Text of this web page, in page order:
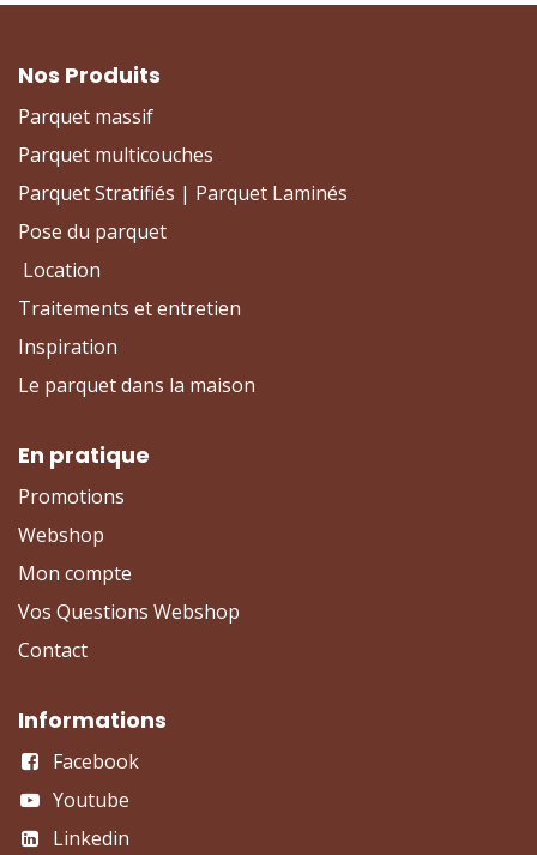
Nos Produits
Parquet massif
Parquet multicouches
Parquet Stratifiés | Parquet Laminés
Pose du parquet
Location
Traitements et entretien
Inspiration
Le parquet dans la maison
En pratique
Promotions
Webshop
Mon compte
Vos Questions Webshop
Contact
Informations
Facebook
Youtube
Linkedin